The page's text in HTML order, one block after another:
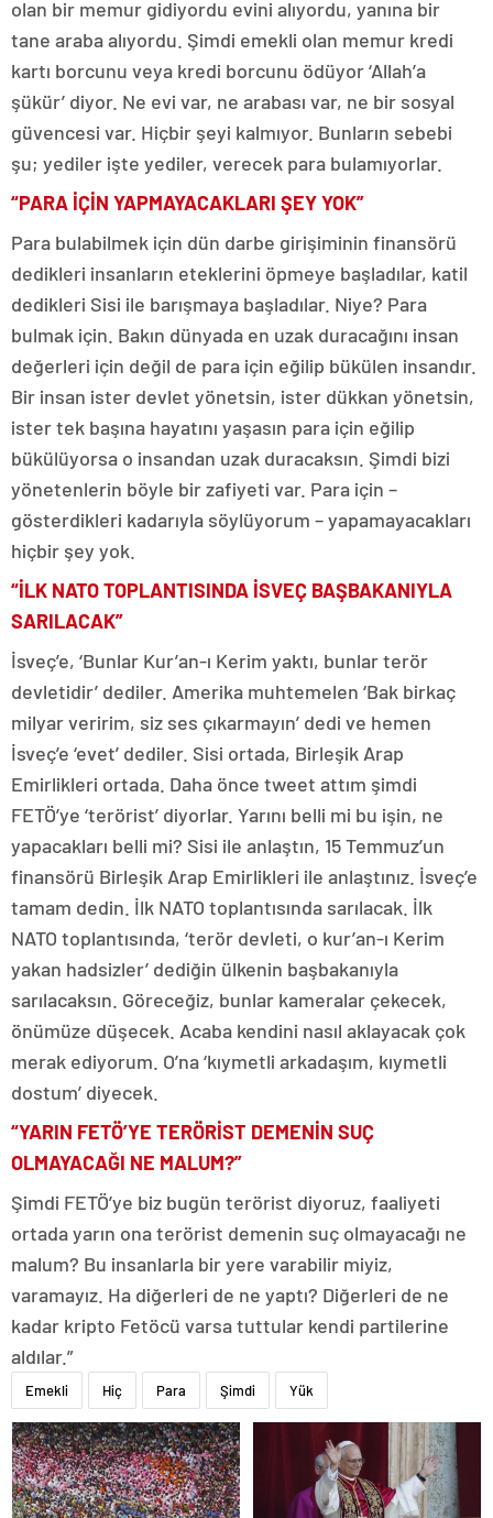
olan bir memur gidiyordu evini alıyordu, yanına bir
tane araba alıyordu. Şimdi emekli olan memur kredi
kartı borcunu veya kredi borcunu ödüyor ‘Allah’a
şükür’ diyor. Ne evi var, ne arabası var, ne bir sosyal
güvencesi var. Hiçbir şeyi kalmıyor. Bunların sebebi
şu; yediler işte yediler, verecek para bulamıyorlar.
“PARA İÇİN YAPMAYACAKLARI ŞEY YOK”
Para bulabilmek için dün darbe girişiminin finansörü
dedikleri insanların eteklerini öpmeye başladılar, katil
dedikleri Sisi ile barışmaya başladılar. Niye? Para
bulmak için. Bakın dünyada en uzak duracağını insan
değerleri için değil de para için eğilip bükülen insandır.
Bir insan ister devlet yönetsin, ister dükkan yönetsin,
ister tek başına hayatını yaşasın para için eğilip
bükülüyorsa o insandan uzak duracaksın. Şimdi bizi
yönetenlerin böyle bir zafiyeti var. Para için –
gösterdikleri kadarıyla söylüyorum – yapamayacakları
hiçbir şey yok.
“İLK NATO TOPLANTISINDA İSVEÇ BAŞBAKANIYLA
SARILACAK”
İsveç’e, ‘Bunlar Kur’an-ı Kerim yaktı, bunlar terör
devletidir’ dediler. Amerika muhtemelen ‘Bak birkaç
milyar veririm, siz ses çıkarmayın’ dedi ve hemen
İsveç’e ‘evet’ dediler. Sisi ortada, Birleşik Arap
Emirlikleri ortada. Daha önce tweet attım şimdi
FETÖ’ye ‘terörist’ diyorlar. Yarını belli mi bu işin, ne
yapacakları belli mi? Sisi ile anlaştın, 15 Temmuz’un
finansörü Birleşik Arap Emirlikleri ile anlaştınız. İsveç’e
tamam dedin. İlk NATO toplantısında sarılacak. İlk
NATO toplantısında, ‘terör devleti, o kur’an-ı Kerim
yakan hadsizler’ dediğin ülkenin başbakanıyla
sarılacaksın. Göreceğiz, bunlar kameralar çekecek,
önümüze düşecek. Acaba kendini nasıl aklayacak çok
merak ediyorum. O’na ‘kıymetli arkadaşım, kıymetli
dostum’ diyecek.
“YARIN FETÖ’YE TERÖRİST DEMENİN SUÇ
OLMAYACAĞI NE MALUM?”
Şimdi FETÖ’ye biz bugün terörist diyoruz, faaliyeti
ortada yarın ona terörist demenin suç olmayacağı ne
malum? Bu insanlarla bir yere varabilir miyiz,
varamayız. Ha diğerleri de ne yaptı? Diğerleri de ne
kadar kripto Fetöcü varsa tuttular kendi partilerine
aldılar.”
Emekli Hiç Para Şimdi Yük